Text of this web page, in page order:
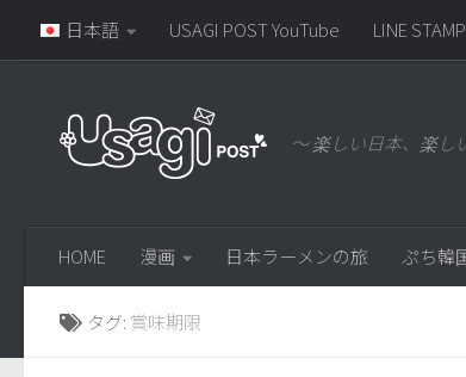
日本語 USAGI POST YouTube LINE
～ 楽しい日本、楽し
HOME 漫画 日本ラーメンの旅 ぷち韓
タグ: 賞味期限